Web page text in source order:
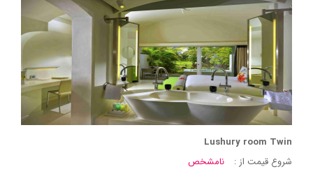
Lushury room Twin
شروع قیمت از :
نامشخص